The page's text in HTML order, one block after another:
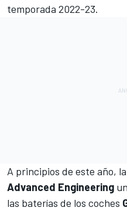
temporada 2022-23.
A principios de este año, la
Advanced Engineering un
las baterías de los coches